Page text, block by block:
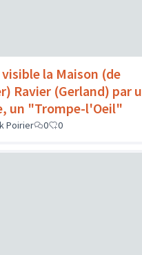
visible la Maison (de
Ravier (Gerland) par
un "Trompe-l'Oeil"
Poirier 0 0